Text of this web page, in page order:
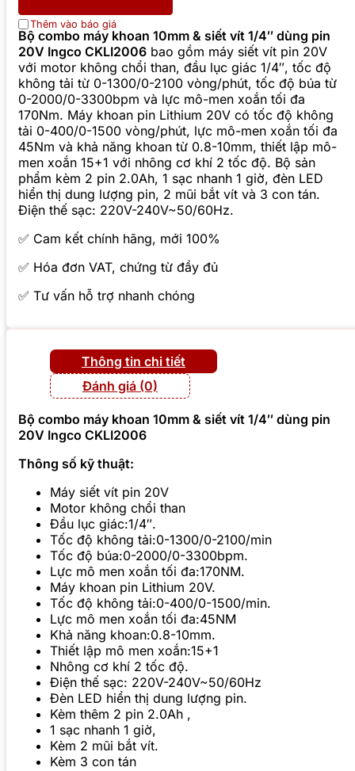
Thêm vào báo giá
Bộ combo máy khoan 10mm & siết vít 1/4″ dùng pin
20V Ingco CKLI2006 bao gồm máy siết vít pin 20V
với motor không chổi than, đầu lục giác 1/4″, tốc độ
không tải từ 0-1300/0-2100 vòng/phút, tốc độ búa từ
0-2000/0-3300bpm và lực mô-men xoắn tối đa
170Nm. Máy khoan pin Lithium 20V có tốc độ không
tải 0-400/0-1500 vòng/phút, lực mô-men xoắn tối đa
45Nm và khả năng khoan từ 0.8-10mm, thiết lập mô-
men xoắn 15+1 với nhông cơ khí 2 tốc độ. Bộ sản
phẩm kèm 2 pin 2.0Ah, 1 sạc nhanh 1 giờ, đèn LED
hiển thị dung lượng pin, 2 mũi bắt vít và 3 con tán.
Điện thế sạc: 220V-240V~50/60Hz.
✅ Cam kết chính hãng, mới 100%
✅ Hóa đơn VAT, chứng từ đầy đủ
✅ Tư vấn hỗ trợ nhanh chóng
Thông tin chi tiết
Đánh giá (0)
Bộ combo máy khoan 10mm & siết vít 1/4″ dùng pin
20V Ingco CKLI2006
Thông số kỹ thuật:
Máy siết vít pin 20V
Motor không chổi than
Đầu lục giác:1/4″.
Tốc độ không tải:0-1300/0-2100/min
Tốc độ búa:0-2000/0-3300bpm.
Lực mô men xoắn tối đa:170NM.
Máy khoan pin Lithium 20V.
Tốc độ không tải:0-400/0-1500/min.
Lực mô men xoắn tối đa:45NM
Khả năng khoan:0.8-10mm.
Thiết lập mô men xoắn:15+1
Nhông cơ khí 2 tốc độ.
Điện thế sạc: 220V-240V~50/60Hz
Đèn LED hiển thị dung lượng pin.
Kèm thêm 2 pin 2.0Ah ,
1 sạc nhanh 1 giờ,
Kèm 2 mũi bắt vít.
Kèm 3 con tán